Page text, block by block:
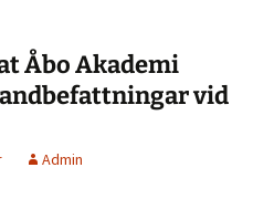
Åbo Akademi
vid
Admin